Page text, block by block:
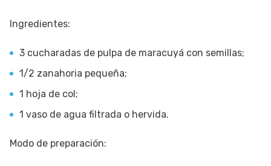
Ingredientes:
3 cucharadas de pulpa de maracuyá con semillas;
1/2 zanahoria pequeña;
1 hoja de col;
1 vaso de agua filtrada o hervida.
Modo de preparación: